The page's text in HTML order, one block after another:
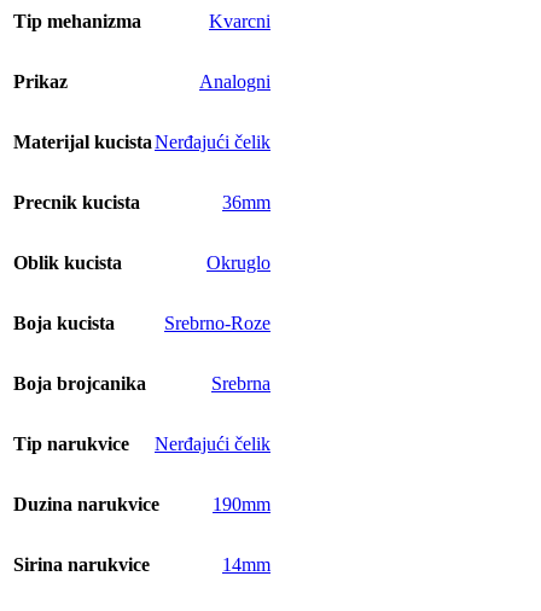
Tip mehanizma Kvarcni
Prikaz Analogni
Materijal kucistaNerđajući čelik
Precnik kucista 36mm
Oblik kucista Okruglo
Boja kucista Srebrno-Roze
Boja brojcanika Srebrna
Tip narukvice Nerđajući čelik
Duzina narukvice 190mm
Sirina narukvice 14mm